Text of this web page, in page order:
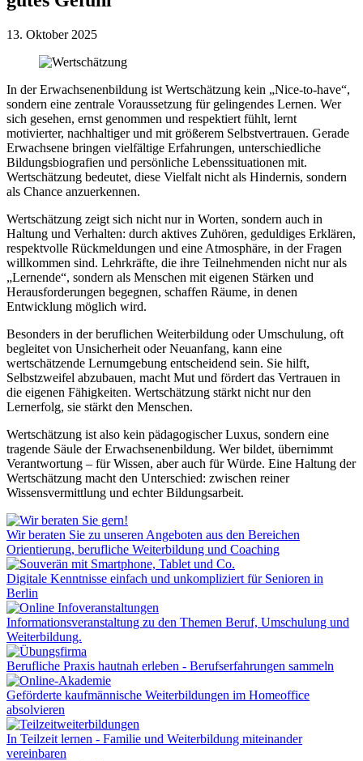
13. Oktober 2025
In der Erwachsenenbildung ist Wertschätzung kein „Nice-to-have“,
sondern eine zentrale Voraussetzung für gelingendes Lernen. Wer
sich gesehen, ernst genommen und respektiert fühlt, lernt
motivierter, nachhaltiger und mit größerem Selbstvertrauen. Gerade
Erwachsene bringen vielfältige Erfahrungen, unterschiedliche
Bildungsbiografien und persönliche Lebenssituationen mit.
Wertschätzung bedeutet, diese Vielfalt nicht als Hindernis, sondern
als Chance anzuerkennen.
Wertschätzung zeigt sich nicht nur in Worten, sondern auch in
Haltung und Verhalten: durch aktives Zuhören, geduldiges Erklären,
respektvolle Rückmeldungen und eine Atmosphäre, in der Fragen
willkommen sind. Lehrkräfte, die ihre Teilnehmenden nicht nur als
„Lernende“, sondern als Menschen mit eigenen Stärken und
Herausforderungen begegnen, schaffen Räume, in denen
Entwicklung möglich wird.
Besonders in der beruflichen Weiterbildung oder Umschulung, oft
begleitet von Unsicherheit oder Neuanfang, kann eine
wertschätzende Lernumgebung entscheidend sein. Sie hilft,
Selbstzweifel abzubauen, macht Mut und fördert das Vertrauen in
die eigenen Fähigkeiten. Wertschätzung stärkt nicht nur den
Lernerfolg, sie stärkt den Menschen.
Wertschätzung ist also kein pädagogischer Luxus, sondern eine
tragende Säule der Erwachsenenbildung. Wer bildet, übernimmt
Verantwortung – für Wissen, aber auch für Würde. Eine Haltung der
Wertschätzung macht den Unterschied: zwischen reiner
Wissensvermittlung und echter Bildungsarbeit.
Wir beraten Sie zu unseren Angeboten aus den Bereichen
Orientierung, berufliche Weiterbildung und Coaching
Digitale Kenntnisse einfach und unkompliziert für Senioren in
Berlin
Informationsveranstaltung zu den Themen Beruf, Umschulung und
Weiterbildung.
Berufliche Praxis hautnah erleben - Berufserfahrungen sammeln
Geförderte kaufmännische Weiterbildungen im Homeoffice
absolvieren
In Teilzeit lernen - Familie und Weiterbildung miteinander
vereinbaren